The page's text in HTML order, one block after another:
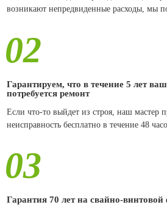
возникают непредвиденные расходы, мы
02
Гарантируем, что в течение 5 лет
потребуется ремонт
Если что-то выйдет из строя, наш мастер
неисправность бесплатно в течение 48
03
Гарантия 70 лет на свайно-